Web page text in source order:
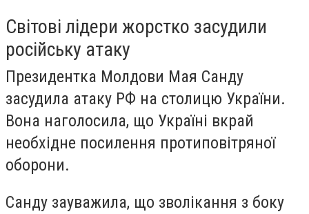
Світові лідери жорстко засудили
російську атаку
Президентка Молдови Мая Санду
засудила атаку РФ на столицю України.
Вона наголосила, що Україні вкрай
необхідне посилення протиповітряної
оборони.
Санду зауважила, що зволікання з боку